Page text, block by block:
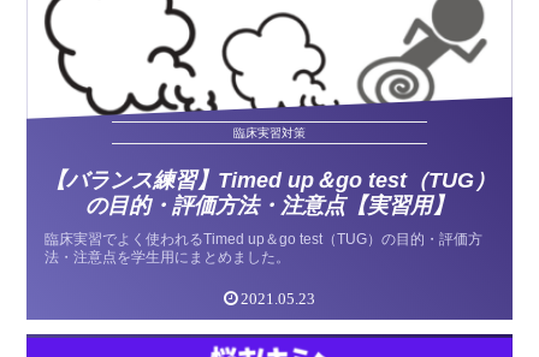
臨床実習対策
【バランス練習】Timed up＆go test（TUG）
の目的・評価方法・注意点【実習用】
臨床実習でよく使われるTimed up＆go test（TUG）の目的・評価方
法・注意点を学生用にまとめました。
2021.05.23